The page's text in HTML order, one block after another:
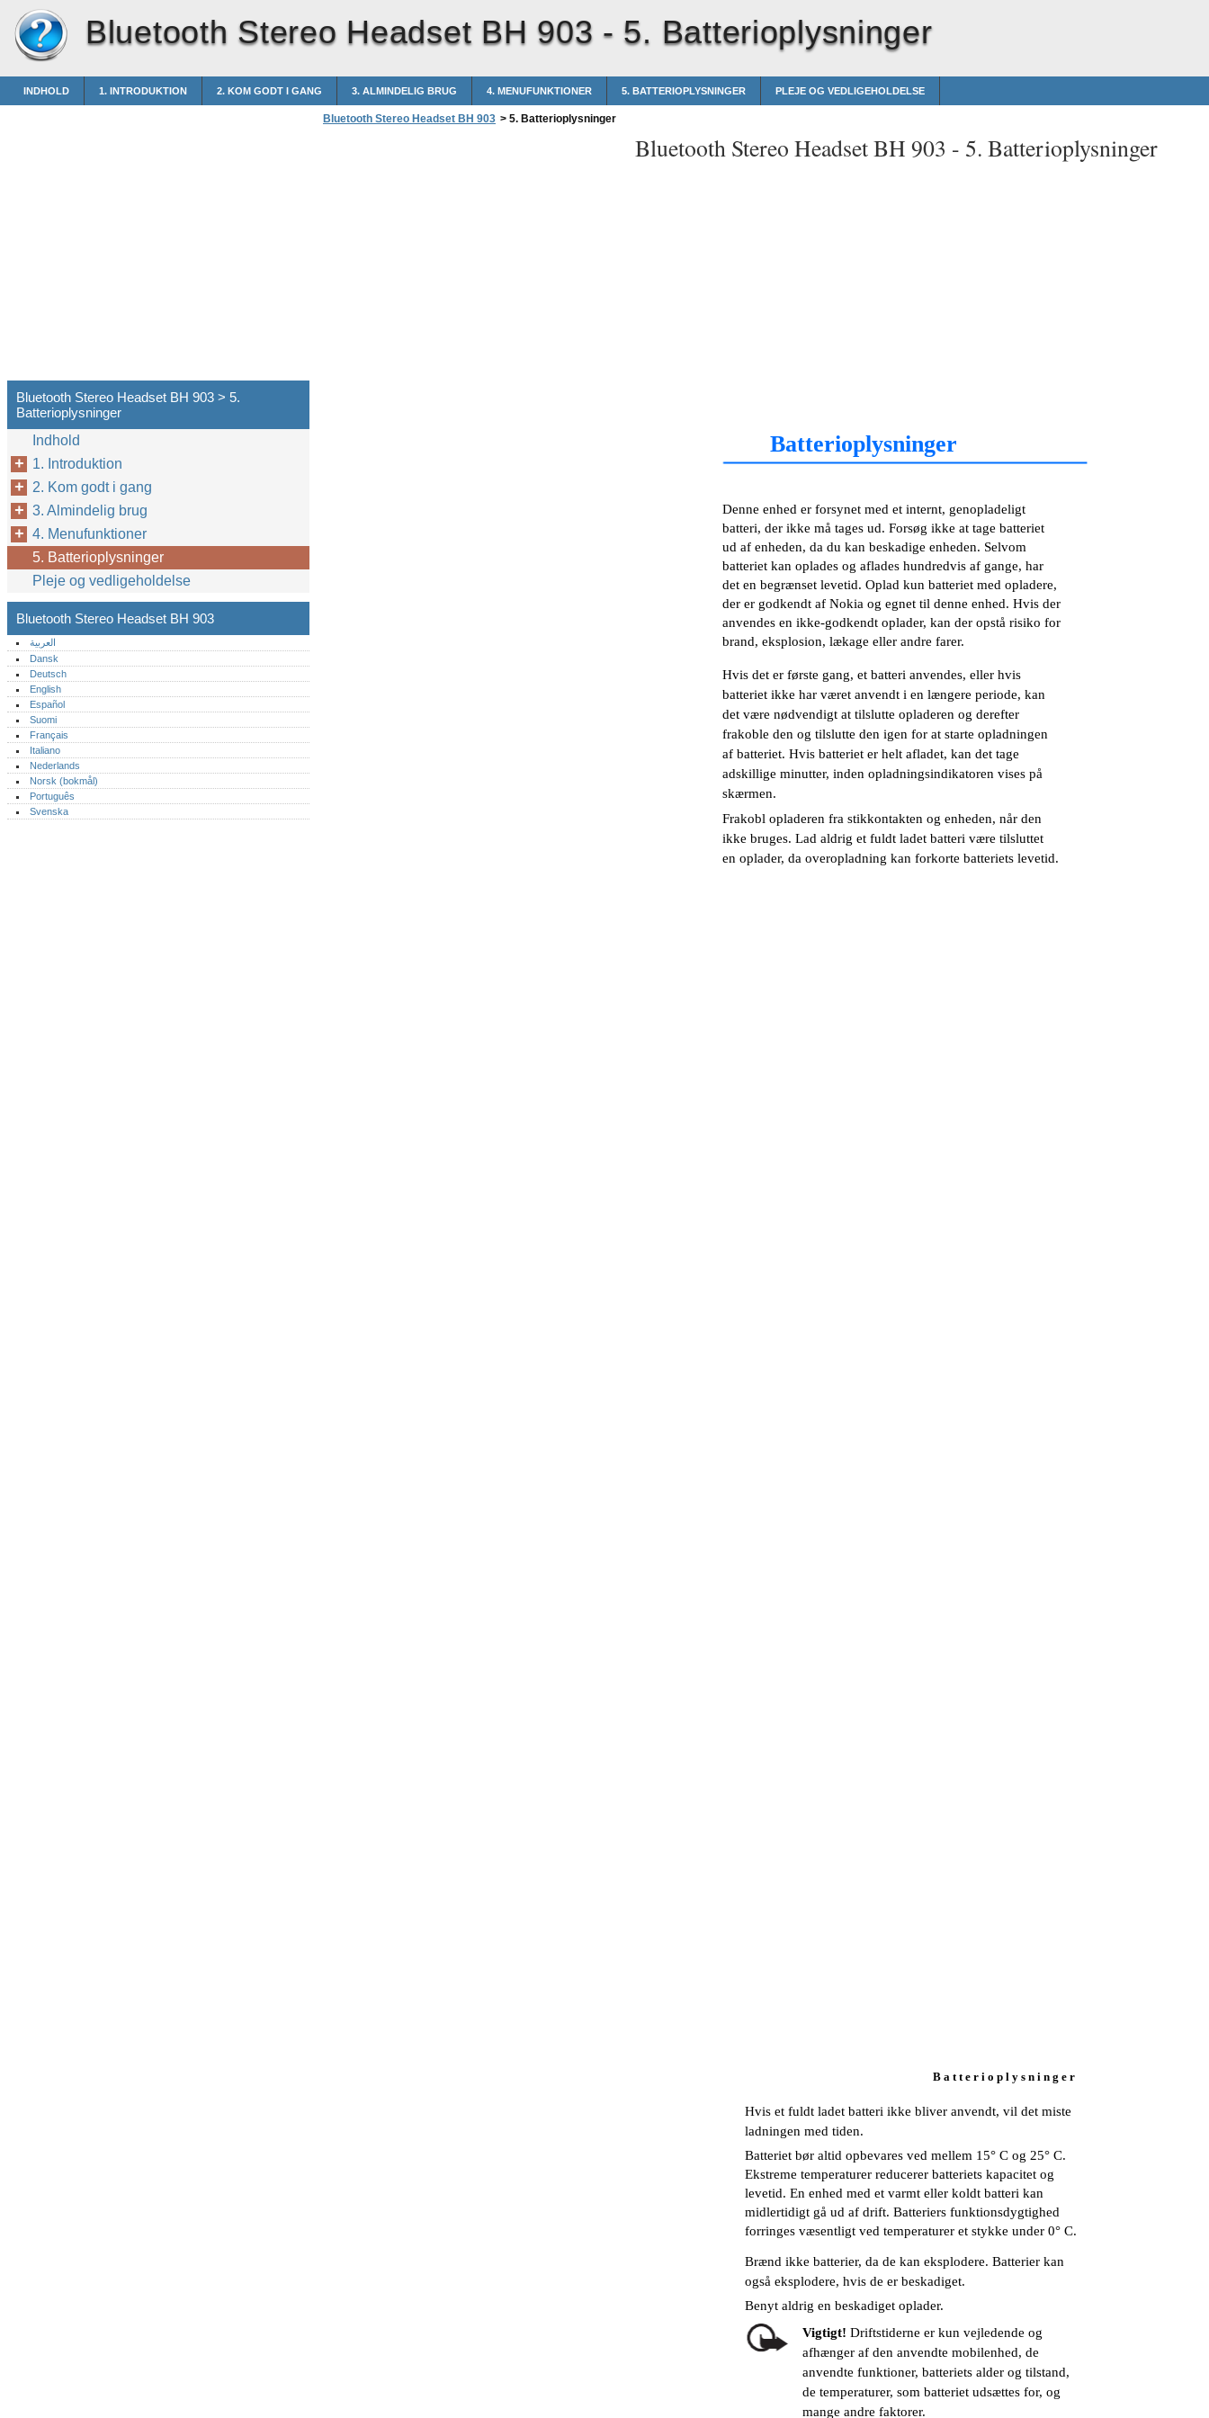
Bluetooth Stereo Headset BH 903 - 5. Batterioplysninger
INDHOLD 1. INTRODUKTION 2. KOM GODT I GANG 3. ALMINDELIG BRUG 4. MENUFUNKTIONER 5. BATTERIOPLYSNINGER PLEJE OG VEDLIGEHOLDELSE
Bluetooth Stereo Headset BH 903 > 5. Batterioplysninger
Bluetooth Stereo Headset BH 903 - 5. Batterioplysninger
Batterioplysninger
Denne enhed er forsynet med et internt, genopladeligt
batteri, der ikke må tages ud. Forsøg ikke at tage batteriet
ud af enheden, da du kan beskadige enheden. Selvom
batteriet kan oplades og aflades hundredvis af gange, har
det en begrænset levetid. Oplad kun batteriet med opladere,
der er godkendt af Nokia og egnet til denne enhed. Hvis der
anvendes en ikke-godkendt oplader, kan der opstå risiko for
brand, eksplosion, lækage eller andre farer.
Hvis det er første gang, et batteri anvendes, eller hvis
batteriet ikke har været anvendt i en længere periode, kan
det være nødvendigt at tilslutte opladeren og derefter
frakoble den og tilslutte den igen for at starte opladningen
af batteriet. Hvis batteriet er helt afladet, kan det tage
adskillige minutter, inden opladningsindikatoren vises på
skærmen.
Frakobl opladeren fra stikkontakten og enheden, når den
ikke bruges. Lad aldrig et fuldt ladet batteri være tilsluttet
en oplader, da overopladning kan forkorte batteriets levetid.
B a t t e r i o p l y s n i n g e r
Hvis et fuldt ladet batteri ikke bliver anvendt, vil det miste
ladningen med tiden.
Batteriet bør altid opbevares ved mellem 15° C og 25° C.
Ekstreme temperaturer reducerer batteriets kapacitet og
levetid. En enhed med et varmt eller koldt batteri kan
midlertidigt gå ud af drift. Batteriers funktionsdygtighed
forringes væsentligt ved temperaturer et stykke under 0° C.
Brænd ikke batterier, da de kan eksplodere. Batterier kan
også eksplodere, hvis de er beskadiget.
Benyt aldrig en beskadiget oplader.
Vigtigt! Driftstiderne er kun vejledende og
afhænger af den anvendte mobilenhed, de
anvendte funktioner, batteriets alder og tilstand,
de temperaturer, som batteriet udsættes for, og
mange andre faktorer.
Bluetooth Stereo Headset BH 903 > 5.
Batterioplysninger
Indhold
1. Introduktion
2. Kom godt i gang
3. Almindelig brug
4. Menufunktioner
5. Batterioplysninger
Pleje og vedligeholdelse
Bluetooth Stereo Headset BH 903
العربية
Dansk
Deutsch
English
Español
Suomi
Français
Italiano
Nederlands
Norsk (bokmål)‎
Português‎
Svenska